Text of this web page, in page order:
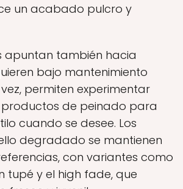
un acabado pulcro y
apuntan también hacia
bajo mantenimiento
permiten experimentar
de peinado para
cuando se desee. Los
degradado se mantienen
con variantes como
tupé y el high fade, que